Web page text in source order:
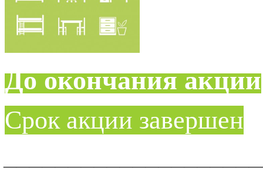
До окончания акции
Срок акции завершен